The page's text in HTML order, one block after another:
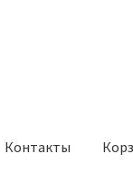
Контакты